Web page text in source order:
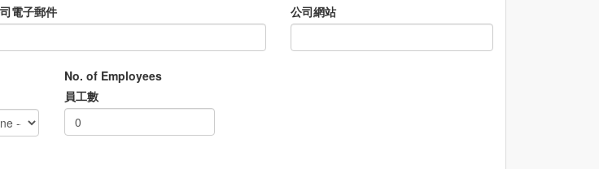
電子郵件
公司網站
No. of Employees
員工數